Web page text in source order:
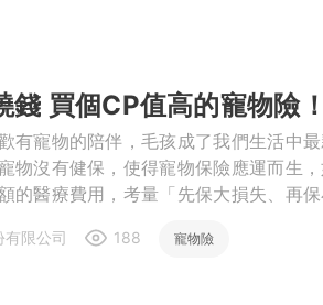
軟裝設計包租代管
講座服務滿意度抽獎電子報隱藏優惠
驗屋服務
冷氣清洗整理收納 專業除蟲
錢 買個CP值高的寵物險！
有寵物的陪伴，毛孩成了我們生活中
物沒有健保，使得寵物保險應運而生，
的醫療費用，考量「先保大損失、再
限公司 188 寵物險